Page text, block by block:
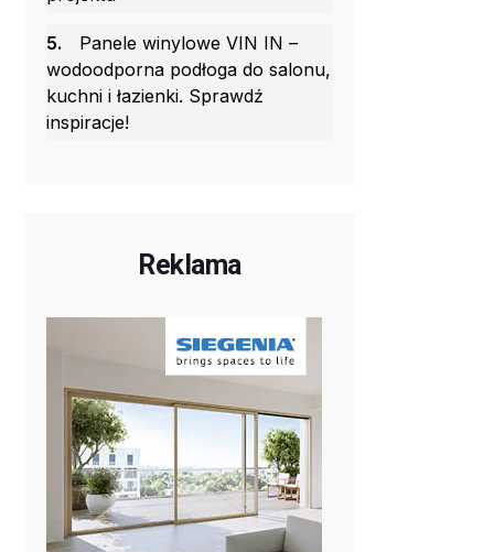
5.
Panele winylowe VIN IN –
wodoodporna podłoga do salonu,
kuchni i łazienki. Sprawdź
inspiracje!
Reklama